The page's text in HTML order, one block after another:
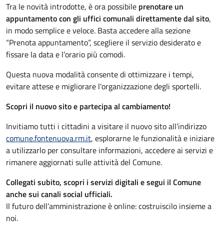
Tra le novità introdotte, è ora possibile prenotare un
appuntamento con gli uffici comunali direttamente dal sito,
in modo semplice e veloce. Basta accedere alla sezione
“Prenota appuntamento”, scegliere il servizio desiderato e
fissare la data e l’orario più comodi.
Questa nuova modalità consente di ottimizzare i tempi,
evitare attese e migliorare l'organizzazione degli sportelli.
Scopri il nuovo sito e partecipa al cambiamento!
Invitiamo tutti i cittadini a visitare il nuovo sito all’indirizzo
comune.fontenuova.rm.it, esplorarne le funzionalità e iniziare
a utilizzarlo per consultare informazioni, accedere ai servizi e
rimanere aggiornati sulle attività del Comune.
Collegati subito, scopri i servizi digitali e segui il Comune
anche sui canali social ufficiali.
Il futuro dell’amministrazione è online: costruiscilo insieme a
noi.